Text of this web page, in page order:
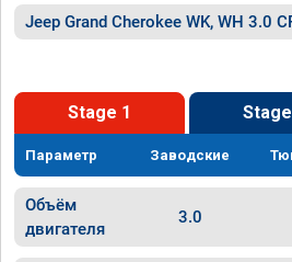
Jeep Grand Cherokee WK, WH 3.0
Stage 1
Параметр Заводские
Объём
двигателя
3.0